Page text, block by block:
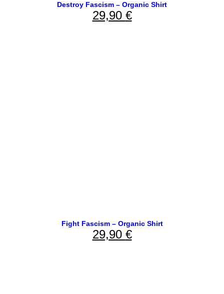
Destroy Fascism – Organic Shirt
29,90 €
Fight Fascism – Organic Shirt
29,90 €